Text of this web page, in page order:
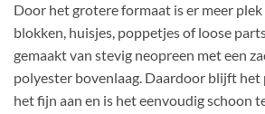
Door het grotere formaat is er meer
blokken, huisjes, poppetjes of loose
gemaakt van stevig neopreen met een
polyester bovenlaag. Daardoor blijft
het fijn aan en is het eenvoudig schoon